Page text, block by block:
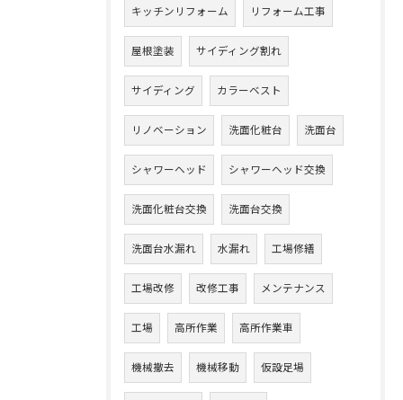
キッチンリフォーム リフォーム工事
屋根塗装 サイディング割れ
サイディング カラーベスト
リノベーション 洗面化粧台 洗面台
シャワーヘッド シャワーヘッド交換
洗面化粧台交換 洗面台交換
洗面台水漏れ 水漏れ 工場修繕
工場改修 改修工事 メンテナンス
工場 高所作業 高所作業車
機械撤去 機械移動 仮設足場